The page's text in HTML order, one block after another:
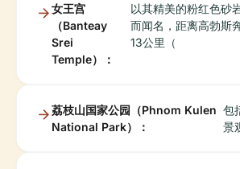
女王宫
（Banteay
Srei
Temple）：
以其精美的粉红色砂
而闻名，距离高勃斯
13公里（
荔枝山国家公园（Phnom Kulen
National Park）：
包
景